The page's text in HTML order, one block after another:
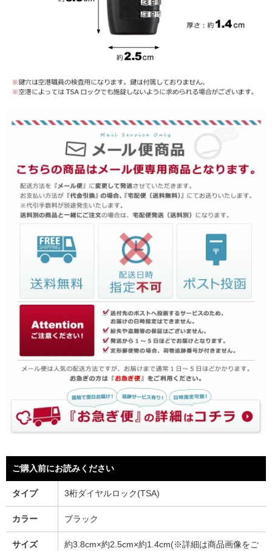
ご購入前にお読みください
タイプ 3桁ダイヤルロック(TSA)
カラー ブラック
サイズ
約3.8cm×約2.5cm×約1.4cm(※詳細は商品画像をご